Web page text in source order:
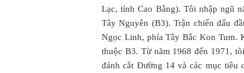
Lạc, tỉnh Cao Bằng). Tôi nhập ngũ
Tây Nguyên (B3). Trận chiến đấu
Ngọc Linh, phía Tây Bắc Kon Tum.
thuộc B3. Từ năm 1968 đến 1971,
đánh cắt Đường 14 và các mục tiêu